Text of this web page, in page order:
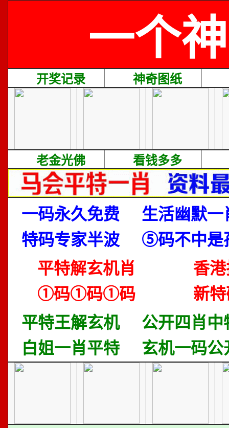
一个
开奖记录 神奇图纸
老金光佛 看钱多多
一码永久免费
生活幽默一
特码专家半波
⑤码不中是
平特解玄机肖
香
①码①码①码
新
平特王解玄机
公开四肖中
白姐一肖平特
玄机一码公